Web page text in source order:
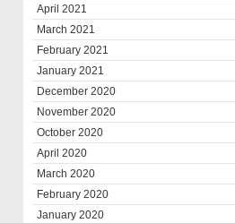
April 2021
March 2021
February 2021
January 2021
December 2020
November 2020
October 2020
April 2020
March 2020
February 2020
January 2020